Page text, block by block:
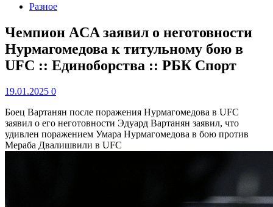
Разное
Чемпион ACA заявил о неготовности
Нурмагомедова к титульному бою в
UFC :: Единоборства :: РБК Спорт
19.01.2025 0
Боец Вартанян после поражения Нурмагомедова в UFC
заявил о его неготовности Эдуард Вартанян заявил, что
удивлен поражением Умара Нурмагомедова в бою против
Мераба Двалишвили в UFC